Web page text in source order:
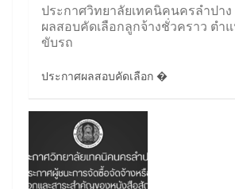
ประกาศวิทยาลัยเทคนิคนครลำปาง
ผลสอบคัดเลือกลูกจ้างชั่วคราว ตำ
ขับรถ
ประกาศผลสอบคัดเลือก �